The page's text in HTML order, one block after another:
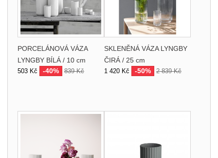
PORCELÁNOVÁ VÁZA
LYNGBY BÍLÁ / 10 cm
503 Kč -40% 839 Kč
SKLENĚNÁ VÁZA LYNGBY
ČIRÁ / 25 cm
1 420 Kč -50% 2 839 Kč